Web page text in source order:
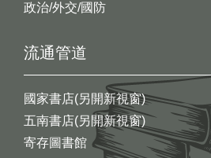
政治/外交/國防
流通管道
國家書店(另開新視窗)
五南書店(另開新視窗)
寄存圖書館